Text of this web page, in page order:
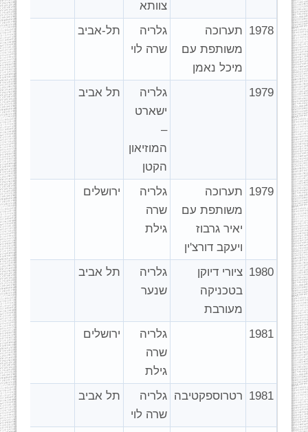
צוותא
1978 תערוכה
משותפת עם
מיכל נאמן
גלריה
שרה לוי
תל-אביב
1979
גלריה
ישארט
–
המוזיאון
הקטן
תל אביב
1979 תערוכה
משותפת עם
יאיר גרבוז
ויעקב דורצ'ין
גלריה
שרה
גילת
ירושלים
1980 ציורי דיוקן
בטכניקה
מעורבת
גלריה
שנער
תל אביב
1981
גלריה
שרה
גילת
ירושלים
1981 רטרוספקטיבה גלריה
שרה לוי
תל אביב